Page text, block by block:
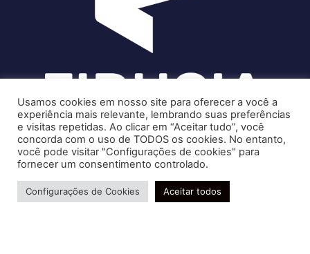
Soluções contábeis-fiscais-tributárias especializadas | CRC RJ
004856/O-7
Serviços
Usamos cookies em nosso site para oferecer a você a
experiência mais relevante, lembrando suas preferências
e visitas repetidas. Ao clicar em “Aceitar tudo”, você
concorda com o uso de TODOS os cookies. No entanto,
você pode visitar "Configurações de cookies" para
fornecer um consentimento controlado.
Configurações de Cookies Aceitar todos
Precisa de ajuda?